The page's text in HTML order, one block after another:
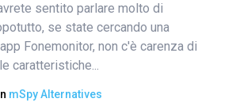
sentito parlare molto di
se state cercando una
Fonemonitor, non c'è carenza di
caratteristiche...
mSpy Alternatives